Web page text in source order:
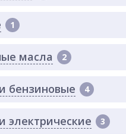
1
масла 2
бензиновые 4
электрические 3